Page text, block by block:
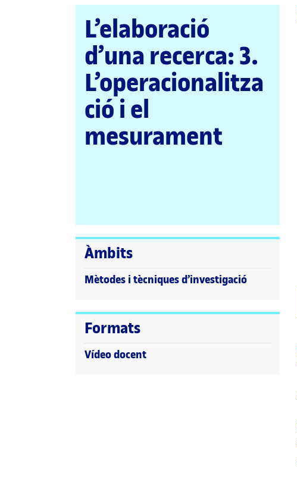
principal
L’elaboració
d’una recerca: 3.
L’operacionalitza
ció i el
mesurament
Àmbits
Mètodes i tècniques d’investigació
Formats
Vídeo docent